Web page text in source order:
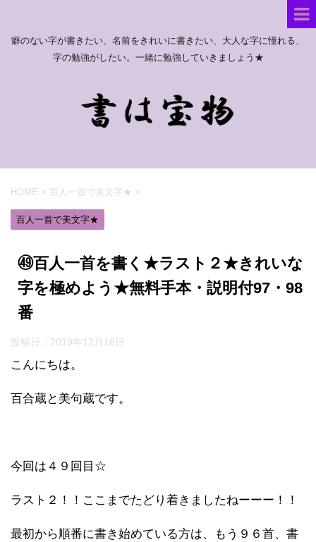
癖のない字が書きたい、名前をきれいに書きたい、大人な字に憧れる、
字の勉強がしたい。一緒に勉強していきましょう★
HOME > 百人一首で美文字★ >
百人一首で美文字★
㊾百人一首を書く★ラスト２★きれいな
字を極めよう★無料手本・説明付97・98
番
投稿日： 2019年12月18日
こんにちは。
百合蔵と美句蔵です。
今回は４９回目☆
ラスト２！！ここまでたどり着きましたねーーー！！
最初から順番に書き始めている方は、もう９６首、書